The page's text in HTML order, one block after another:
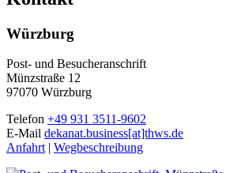
Würzburg
Post- und Besucheranschrift
Münzstraße 12
97070 Würzburg
Telefon +49 931 3511-9602
E-Mail dekanat.business[at]thws.de
Anfahrt | Wegbeschreibung